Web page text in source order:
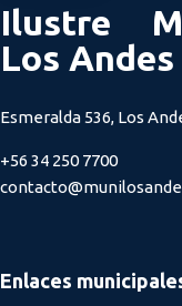
Ilustre
Los Andes
Esmeralda 536, Los
+56 34 250 7700
Enlaces